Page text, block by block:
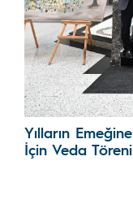
Yılların
İçin Veda